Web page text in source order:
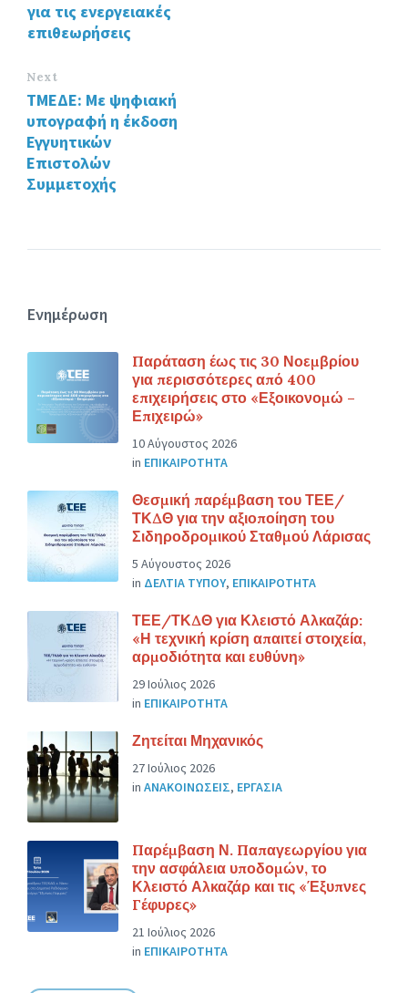
k
για τις ενεργειακές
επιθεωρήσεις
Next
ΤΜΕΔΕ: Με ψηφιακή
υπογραφή η έκδοση
Εγγυητικών
Επιστολών
Συμμετοχής
Ενημέρωση
Παράταση έως τις 30 Νοεμβρίου
για περισσότερες από 400
επιχειρήσεις στο «Εξοικονομώ –
Επιχειρώ»
10 Αύγουστος 2026
in ΕΠΙΚΑΙΡΟΤΗΤΑ
Θεσμική παρέμβαση του ΤΕΕ/
ΤΚΔΘ για την αξιοποίηση του
Σιδηροδρομικού Σταθμού Λάρισας
5 Αύγουστος 2026
in ΔΕΛΤΙΑ ΤΥΠΟΥ, ΕΠΙΚΑΙΡΟΤΗΤΑ
ΤΕΕ/ΤΚΔΘ για Κλειστό Αλκαζάρ:
«Η τεχνική κρίση απαιτεί στοιχεία,
αρμοδιότητα και ευθύνη»
29 Ιούλιος 2026
in ΕΠΙΚΑΙΡΟΤΗΤΑ
Ζητείται Μηχανικός
27 Ιούλιος 2026
in ΑΝΑΚΟΙΝΩΣΕΙΣ, ΕΡΓΑΣΙΑ
Παρέμβαση Ν. Παπαγεωργίου για
την ασφάλεια υποδομών, το
Κλειστό Αλκαζάρ και τις «Έξυπνες
Γέφυρες»
21 Ιούλιος 2026
in ΕΠΙΚΑΙΡΟΤΗΤΑ